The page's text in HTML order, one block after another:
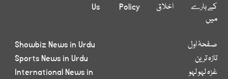
کے بارے
میں
اخلاق Policy
Us
صفحۂ اول
تازہ ترین
غزہ لہو لہو
Showbiz News in Urdu
Sports News in Urdu
International News in